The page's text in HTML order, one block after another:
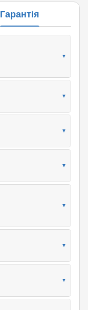
Гарантія
▼
▼
▼
▼
▼
▼
▼